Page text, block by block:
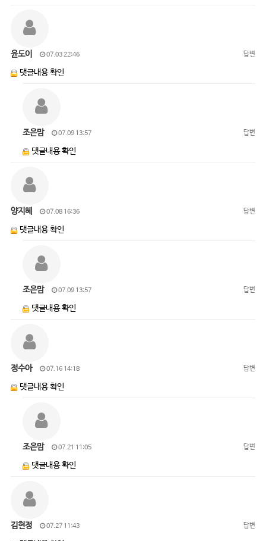
윤도이 07.03 22:46 답변
댓글내용 확인
조은맘 07.09 13:57 답변
댓글내용 확인
양지혜 07.08 16:36 답변
댓글내용 확인
조은맘 07.09 13:57 답변
댓글내용 확인
정수아 07.16 14:18 답변
댓글내용 확인
조은맘 07.21 11:05 답변
댓글내용 확인
김현정 07.27 11:43 답변